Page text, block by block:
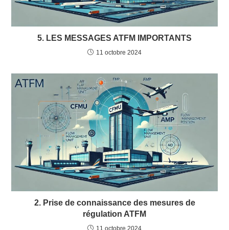
5. LES MESSAGES ATFM IMPORTANTS
11 octobre 2024
2. Prise de connaissance des mesures de
régulation ATFM
11 octobre 2024